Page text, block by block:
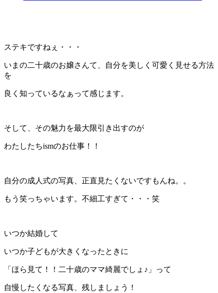
ステキですねぇ・・・
いまの二十歳のお嬢さんて、自分を美しく可愛く見せる方法
を
良く知っているなぁって感じます。
そして、その魅力を最大限引き出すのが
わたしたちismのお仕事！！
自分の成人式の写真、正直見たくないですもんね。。
もう笑っちゃいます。不細工すぎて・・・笑
いつか結婚して
いつか子どもが大きくなったときに
「ほら見て！！二十歳のママ綺麗でしょ♪」って
自慢したくなる写真、残しましょう！